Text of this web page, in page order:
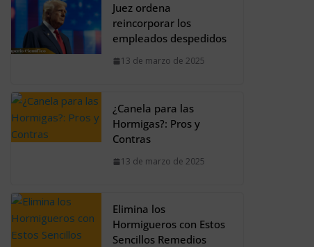
Juez ordena
reincorporar los
empleados despedidos
13 de marzo de 2025
¿Canela para las
Hormigas?: Pros y
Contras
13 de marzo de 2025
Elimina los
Hormigueros con Estos
Sencillos Remedios